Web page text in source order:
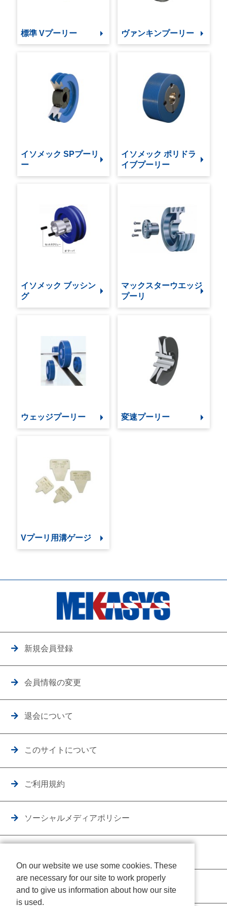
標準 Vプーリー ヴァンキンプーリー
イソメック SPプーリ
ー
イソメック ポリドラ
イブプーリー
イソメック ブッシン
グ
マックスターウエッジ
プーリ
ウェッジプーリー 変速プーリー
Vプーリ用溝ゲージ
新規会員登録
会員情報の変更
退会について
このサイトについて
ご利用規約
ソーシャルメディアポリシー
クッキーポリシー
On our website we use some cookies. These
are necessary for our site to work properly
and to give us information about how our site
is used.